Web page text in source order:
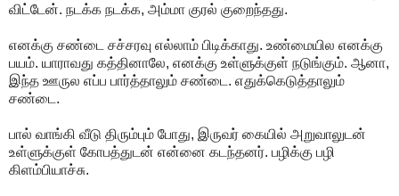
விட்டேன். நடக்க நடக்க, அம்மா குரல் குறைந்தது.
எனக்கு சண்டை சச்சரவு எல்லாம் பிடிக்காது. உண்மையில எனக்கு
பயம். யாராவது கத்தினாலே, எனக்கு உள்ளுக்குள் நடுங்கும். ஆனா,
இந்த ஊருல எப்ப பார்த்தாலும் சண்டை. எதுக்கெடுத்தாலும்
சண்டை.
பால் வாங்கி வீடு திரும்பும் போது, இருவர் கையில் அறுவாலுடன்
உள்ளுக்குள் கோபத்துடன் என்னை கடந்தனர். பழிக்கு பழி
கிளம்பியாச்சு.